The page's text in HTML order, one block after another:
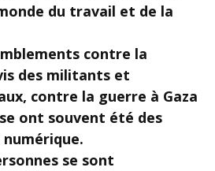
du travail et de la
contre la
des militants et
contre la guerre à Gaza
ont souvent été des
numérique.
se sont